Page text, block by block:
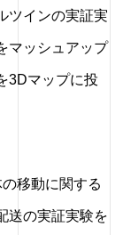
ツインの実証実
マッシュアップ
3Dマップに投
移動に関する
送の実証実験を